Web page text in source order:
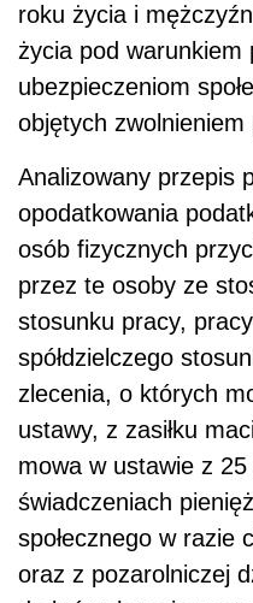
roku życia i
życia pod warunkiem
ubezpieczeniom
objętych zwolnieniem
Analizowany przepis
opodatkowania
osób fizycznych
przez te osoby ze
stosunku pracy,
spółdzielczego
zlecenia, o których
ustawy, z zasiłku
mowa w ustawie z
świadczeniach
społecznego w razie
oraz z pozarolniczej